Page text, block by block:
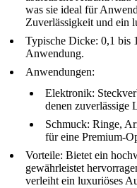
was sie ideal für
Zuverlässigkeit und ein
Typische Dicke: 0,1 bis
Anwendung.
Anwendungen:
Elektronik:
denen zuverlässige
Schmuck: Ringe,
für eine Premium-
Vorteile: Bietet ein
gewährleistet
verleiht ein luxuriöses